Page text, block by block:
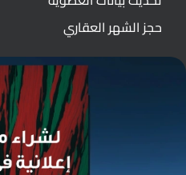
حجز الشهر العقاري